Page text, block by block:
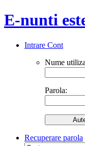
E-nunti
Intrare Cont
Nume
Parola:
Recuperare parola